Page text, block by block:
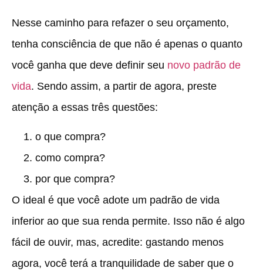
Nesse caminho para refazer o seu orçamento,
tenha consciência de que não é apenas o quanto
você ganha que deve definir seu novo padrão de
vida. Sendo assim, a partir de agora, preste
atenção a essas três questões:
o que compra?
como compra?
por que compra?
O ideal é que você adote um padrão de vida
inferior ao que sua renda permite. Isso não é algo
fácil de ouvir, mas, acredite: gastando menos
agora, você terá a tranquilidade de saber que o